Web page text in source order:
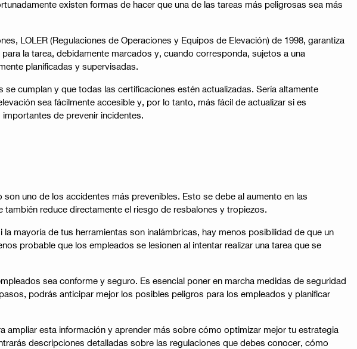
existen formas de hacer que una de las tareas más peligrosas sea más
LOLER (Regulaciones de Operaciones y Equipos de Elevación) de 1998, garantiza
la tarea, debidamente marcados y, cuando corresponda, sujetos a una
planificadas y supervisadas.
cumplan y que todas las certificaciones estén actualizadas. Sería altamente
sea fácilmente accesible y, por lo tanto, más fácil de actualizar si es
de prevenir incidentes.
uno de los accidentes más prevenibles. Esto se debe al aumento en las
reduce directamente el riesgo de resbalones y tropiezos.
mayoría de tus herramientas son inalámbricas, hay menos posibilidad de que un
probable que los empleados se lesionen al intentar realizar una tarea que se
sea conforme y seguro. Es esencial poner en marcha medidas de seguridad
podrás anticipar mejor los posibles peligros para los empleados y planificar
ampliar esta información y aprender más sobre cómo optimizar mejor tu estrategia
descripciones detalladas sobre las regulaciones que debes conocer, cómo